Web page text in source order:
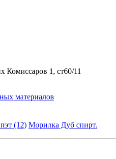
Комиссаров 1, ст60/11
(12) Морилка Дуб спирт.